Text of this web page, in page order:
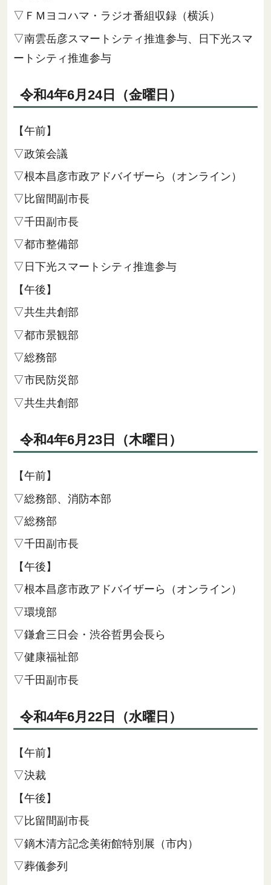
▽ＦＭヨコハマ・ラジオ番組収録（横浜）
▽南雲岳彦スマートシティ推進参与、日下光スマ
ートシティ推進参与
令和4年6月24日（金曜日）
【午前】
▽政策会議
▽根本昌彦市政アドバイザーら（オンライン）
▽比留間副市長
▽千田副市長
▽都市整備部
▽日下光スマートシティ推進参与
【午後】
▽共生共創部
▽都市景観部
▽総務部
▽市民防災部
▽共生共創部
令和4年6月23日（木曜日）
【午前】
▽総務部、消防本部
▽総務部
▽千田副市長
【午後】
▽根本昌彦市政アドバイザーら（オンライン）
▽環境部
▽鎌倉三日会・渋谷哲男会長ら
▽健康福祉部
▽千田副市長
令和4年6月22日（水曜日）
【午前】
▽決裁
【午後】
▽比留間副市長
▽鏑木清方記念美術館特別展（市内）
▽葬儀参列